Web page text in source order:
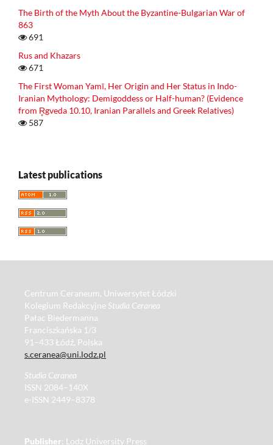
The Birth of the Myth About the Byzantine-Bulgarian War of
863
691
Rus and Khazars
671
The First Woman Yamī, Her Origin and Her Status in Indo-
Iranian Mythology: Demigoddess or Half-human? (Evidence
from R̥gveda 10.10, Iranian Parallels and Greek Relatives)
587
Latest publications
Centrum Ceraneum, Uniwersytet Łódzki
Kolegium Redakcyjne Studia Ceranea
Pałac Biedermanna
Franciszkańska 1/3
91–433 Łódź, Polska
s.ceranea@uni.lodz.pl
Studia Ceranea
ISSN 2084–140X
e-ISSN 2449–8378
Publisher: Lodz University Press